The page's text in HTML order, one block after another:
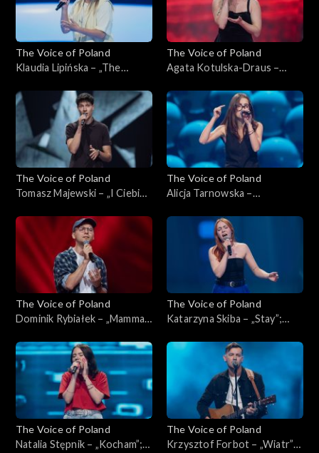
The Voice of Poland
Klaudia Lipińska – „The
Poland”, Przesłuchania w
ciemno, 4 października 2025
The Voice of Poland
Agata Kotulska-Draus –
Poland”, Przesłuchania w
ciemno, 4 października 2025
The Voice of Poland
Tomasz Majewski – „I Ciebie
Poland”, Przesłuchania w
ciemno, 4 października 2025
The Voice of Poland
Alicja Tarnowska –
Poland”, Przesłuchania w
ciemno, 4 października 2025
The Voice of Poland
Dominik Rybiałek – „Mamma
Przesłuchania w ciemno, 4
października 2025
The Voice of Poland
Katarzyna Skiba – „Stay”;
Przesłuchania w ciemno, 4
października 2025
The Voice of Poland
Natalia Stępnik – „Kocham”;
The Voice of Poland
Krzysztof Forbot – „Wiatr”;